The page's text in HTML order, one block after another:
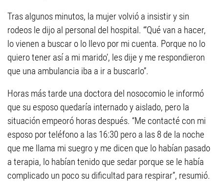
Tras algunos minutos, la mujer volvió a insistir y sin
rodeos le dijo al personal del hospital. “’Qué van a hacer,
lo vienen a buscar o lo llevo por mi cuenta. Porque no lo
quiero tener así a mi marido’, les dije y me respondieron
que una ambulancia iba a ir a buscarlo”.
Horas más tarde una doctora del nosocomio le informó
que su esposo quedaría internado y aislado, pero la
situación empeoró horas después. “Me contacté con mi
esposo por teléfono a las 16:30 pero a las 8 de la noche
que me llama mi suegro y me dicen que lo habían pasado
a terapia, lo habían tenido que sedar porque se le había
complicado un poco su dificultad para respirar”, resumió.